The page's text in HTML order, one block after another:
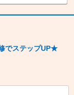
でステップUP★